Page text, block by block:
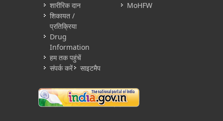
शारीरिक दान
शिकायत /
प्रतिक्रिया
Drug
Information
हम तक पहुंचें
संपर्क करें
साइटमैप
MoHFW